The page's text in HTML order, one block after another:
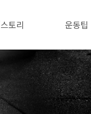
토리 운동팁